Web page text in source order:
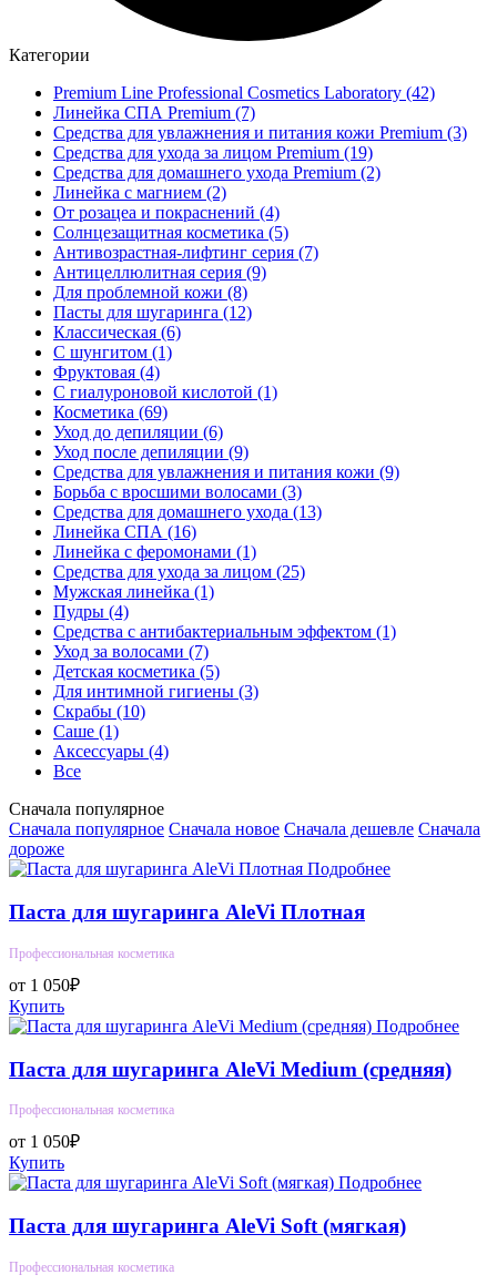
Категории
Premium Line Professional Cosmetics Laboratory (42)
Линейка СПА Premium (7)
Средства для увлажнения и питания кожи Premium (3)
Средства для ухода за лицом Premium (19)
Средства для домашнего ухода Premium (2)
Линейка с магнием (2)
От розацеа и покраснений (4)
Солнцезащитная косметика (5)
Антивозрастная-лифтинг серия (7)
Антицеллюлитная серия (9)
Для проблемной кожи (8)
Пасты для шугаринга (12)
Классическая (6)
С шунгитом (1)
Фруктовая (4)
C гиалуроновой кислотой (1)
Косметика (69)
Уход до депиляции (6)
Уход после депиляции (9)
Средства для увлажнения и питания кожи (9)
Борьба с вросшими волосами (3)
Средства для домашнего ухода (13)
Линейка СПА (16)
Линейка с феромонами (1)
Средства для ухода за лицом (25)
Мужская линейка (1)
Пудры (4)
Средства с антибактериальным эффектом (1)
Уход за волосами (7)
Детская косметика (5)
Для интимной гигиены (3)
Скрабы (10)
Саше (1)
Аксессуары (4)
Все
Сначала популярное
Сначала популярное Сначала новое Сначала дешевле Сначала
дороже
Подробнее
Паста для шугаринга AleVi Плотная
Профессиональная косметика
от 1 050₽
Купить
Подробнее
Паста для шугаринга AleVi Medium (средняя)
Профессиональная косметика
от 1 050₽
Купить
Подробнее
Паста для шугаринга AleVi Soft (мягкая)
Профессиональная косметика